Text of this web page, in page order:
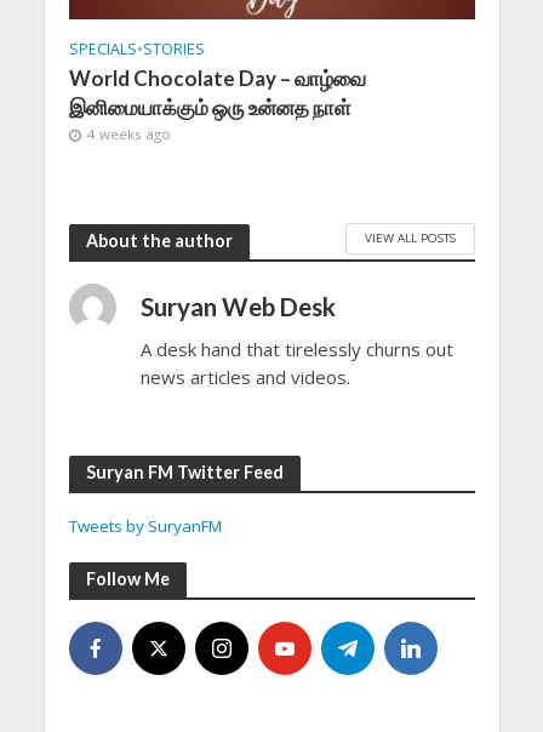
SPECIALS•STORIES
World Chocolate Day – வாழ்வை
இனிமையாக்கும் ஒரு உன்னத நாள்
4 weeks ago
About the author VIEW ALL POSTS
Suryan Web Desk
A desk hand that tirelessly churns out
news articles and videos.
Suryan FM Twitter Feed
Tweets by SuryanFM
Follow Me